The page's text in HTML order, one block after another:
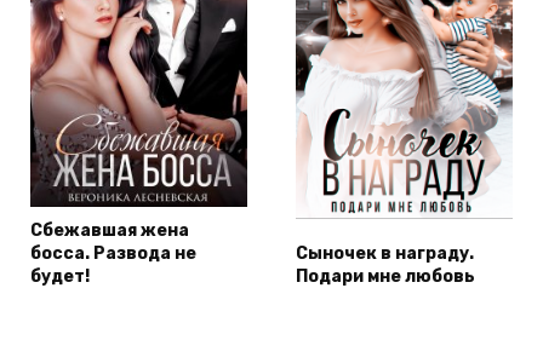
Сбежавшая жена
босса. Развода не
будет!
Сыночек в награду.
Подари мне любовь